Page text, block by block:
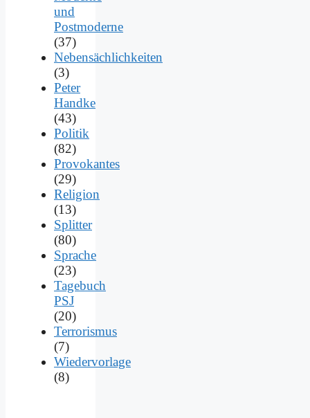
und
Postmoderne
(37)
Nebensächlichkeiten
(3)
Peter
Handke
(43)
Politik
(82)
Provokantes
(29)
Religion
(13)
Splitter
(80)
Sprache
(23)
Tagebuch
PSJ
(20)
Terrorismus
(7)
Wiedervorlage
(8)